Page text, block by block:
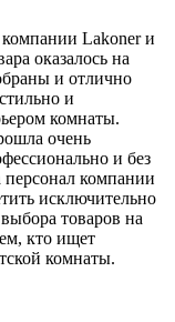
компании Lakoner и
оказалось на
и отлично
и
комнаты.
очень
и без
компании
исключительно
товаров на
кто ищет
комнаты.